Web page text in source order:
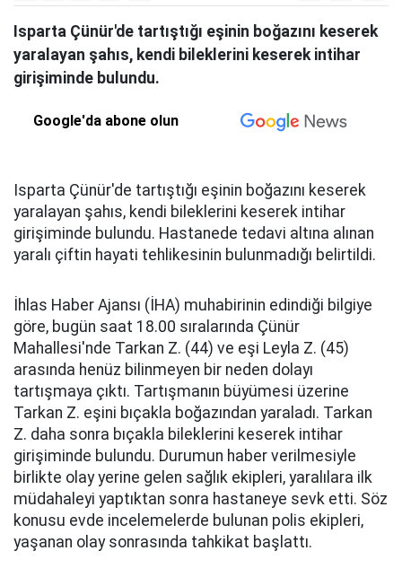
Isparta Çünür'de tartıştığı eşinin boğazını keserek
yaralayan şahıs, kendi bileklerini keserek intihar
girişiminde bulundu.
Google'da abone olun
Isparta Çünür'de tartıştığı eşinin boğazını keserek
yaralayan şahıs, kendi bileklerini keserek intihar
girişiminde bulundu. Hastanede tedavi altına alınan
yaralı çiftin hayati tehlikesinin bulunmadığı belirtildi.
İhlas Haber Ajansı (İHA) muhabirinin edindiği bilgiye
göre, bugün saat 18.00 sıralarında Çünür
Mahallesi'nde Tarkan Z. (44) ve eşi Leyla Z. (45)
arasında henüz bilinmeyen bir neden dolayı
tartışmaya çıktı. Tartışmanın büyümesi üzerine
Tarkan Z. eşini bıçakla boğazından yaraladı. Tarkan
Z. daha sonra bıçakla bileklerini keserek intihar
girişiminde bulundu. Durumun haber verilmesiyle
birlikte olay yerine gelen sağlık ekipleri, yaralılara ilk
müdahaleyi yaptıktan sonra hastaneye sevk etti. Söz
konusu evde incelemelerde bulunan polis ekipleri,
yaşanan olay sonrasında tahkikat başlattı.